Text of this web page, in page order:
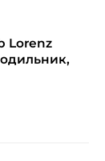
Lorenz